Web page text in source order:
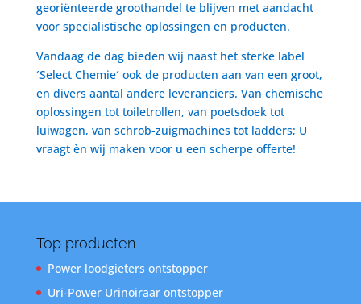
georiënteerde groothandel te blijven met aandacht
voor specialistische oplossingen en producten.
Vandaag de dag bieden wij naast het sterke label
´Select Chemie´ ook de producten aan van een groot,
en divers aantal andere leveranciers. Van chemische
oplossingen tot toiletrollen, van poetsdoek tot
luiwagen, van schrob-zuigmachines tot ladders; U
vraagt èn wij maken voor u een scherpe offerte!
Top producten
Power loodgieters ontstopper
Uri-Power Urinoiraar ontstopper